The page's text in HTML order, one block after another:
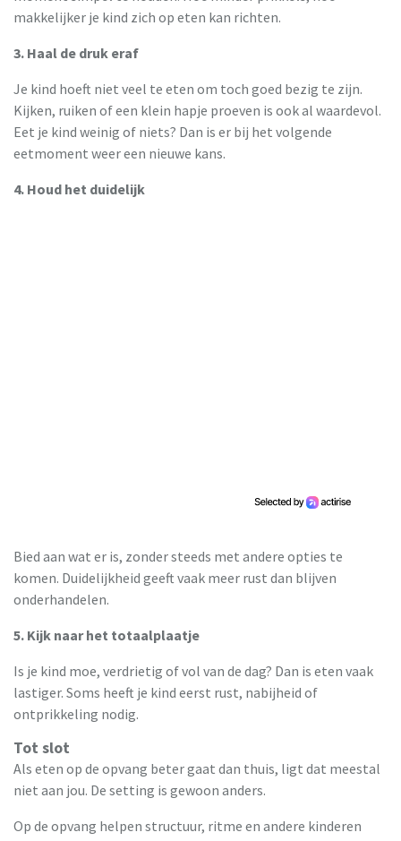
makkelijker je kind zich op eten kan richten.
3. Haal de druk eraf
Je kind hoeft niet veel te eten om toch goed bezig te zijn.
Kijken, ruiken of een klein hapje proeven is ook al waardevol.
Eet je kind weinig of niets? Dan is er bij het volgende
eetmoment weer een nieuwe kans.
4. Houd het duidelijk
Bied aan wat er is, zonder steeds met andere opties te
komen. Duidelijkheid geeft vaak meer rust dan blijven
onderhandelen.
5. Kijk naar het totaalplaatje
Is je kind moe, verdrietig of vol van de dag? Dan is eten vaak
lastiger. Soms heeft je kind eerst rust, nabijheid of
ontprikkeling nodig.
Tot slot
Als eten op de opvang beter gaat dan thuis, ligt dat meestal
niet aan jou. De setting is gewoon anders.
Op de opvang helpen structuur, ritme en andere kinderen